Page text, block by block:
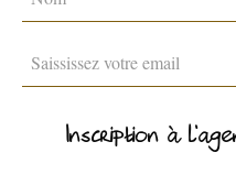
Inscription à